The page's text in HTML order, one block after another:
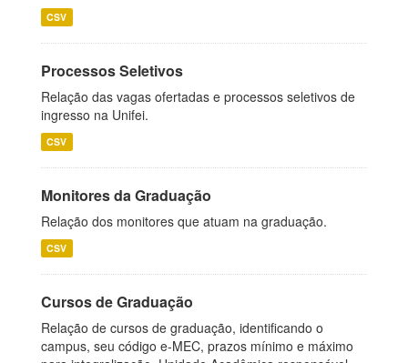
CSV
Processos Seletivos
Relação das vagas ofertadas e processos seletivos de
ingresso na Unifei.
CSV
Monitores da Graduação
Relação dos monitores que atuam na graduação.
CSV
Cursos de Graduação
Relação de cursos de graduação, identificando o
campus, seu código e-MEC, prazos mínimo e máximo